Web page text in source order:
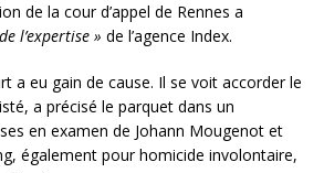
de la cour d’appel de Rennes a
l’expertise » de l’agence Index.
a eu gain de cause. Il se voit accorder le
a précisé le parquet dans un
en examen de Johann Mougenot et
également pour homicide involontaire,